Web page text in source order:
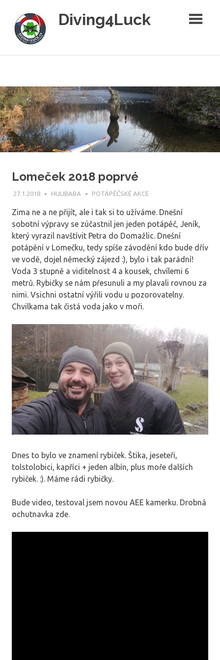
content
Diving4Luck
radost
Lomeček 2018 poprvé
27.1.2018 HULIBABA POTÁPĚČSKÉ AKCE
Zima ne a ne přijít, ale i tak si to užíváme. Dnešní
sobotní výpravy se zúčastnil jen jeden potápěč, Jeník,
který vyrazil navštívit Petra do Domažlic. Dnešní
potápění v Lomečku, tedy spíše závodění kdo bude dřív
ve vodě, dojel německý zájezd :), bylo i tak parádní!
Voda 3 stupně a viditelnost 4 a kousek, chvílemi 6
metrů. Rybičky se nám přesunuli a my plavali rovnou za
nimi. Vsichni ostatní výřili vodu u pozorovatelny.
Chvilkama tak čistá voda jako v moři.
Dnes to bylo ve znamení rybiček. Štika, jeseteři,
tolstolobici, kapříci + jeden albín, plus moře dalších
rybiček. :). Máme rádi rybičky.
Bude video, testoval jsem novou AEE kamerku. Drobná
ochutnavka zde.